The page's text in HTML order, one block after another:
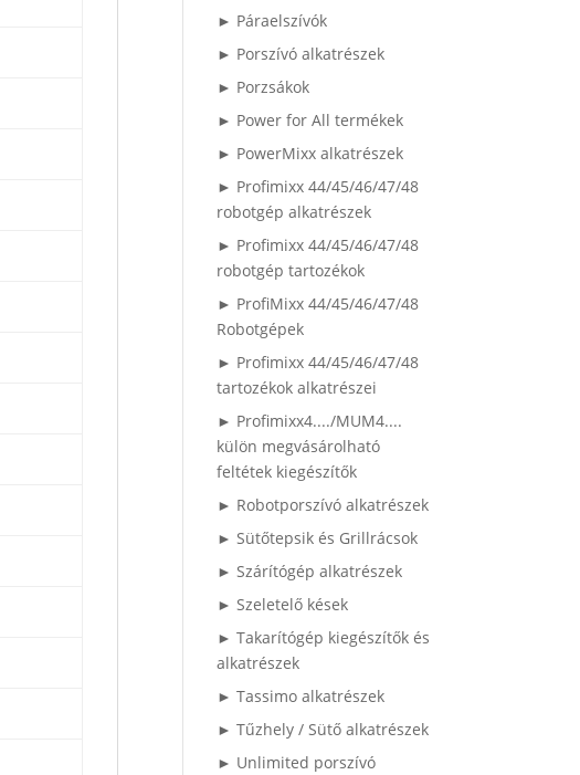
► Páraelszívók
► Porszívó alkatrészek
► Porzsákok
► Power for All termékek
► PowerMixx alkatrészek
► Profimixx 44/45/46/47/48
robotgép alkatrészek
► Profimixx 44/45/46/47/48
robotgép tartozékok
► ProfiMixx 44/45/46/47/48
Robotgépek
► Profimixx 44/45/46/47/48
tartozékok alkatrészei
► Profimixx4..../MUM4....
külön megvásárolható
feltétek kiegészítők
► Robotporszívó alkatrészek
► Sütőtepsik és Grillrácsok
► Szárítógép alkatrészek
► Szeletelő kések
► Takarítógép kiegészítők és
alkatrészek
► Tassimo alkatrészek
► Tűzhely / Sütő alkatrészek
► Unlimited porszívó